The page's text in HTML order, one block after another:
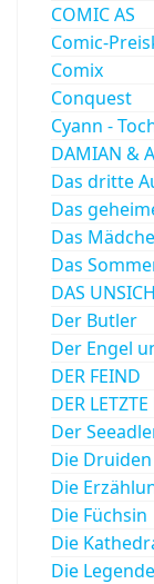
COMIC AS
Comic-
Comix
Conquest
Cyann -
DAMIAN &
Das dritte
Das
Das
Das
DAS
Der Butler
Der Engel
DER FEIND
DER
Der
Die Druiden
Die
Die Füchsin
Die
Die